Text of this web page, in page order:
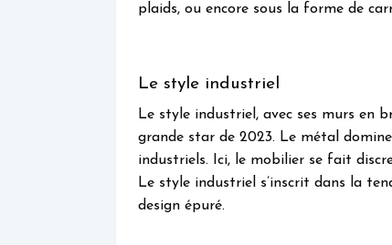
plaids, ou encore sous la forme de
Le style industriel
Le style industriel, avec ses murs en
grande star de 2023. Le métal
industriels. Ici, le mobilier se fait
Le style industriel s’inscrit dans la
design épuré.